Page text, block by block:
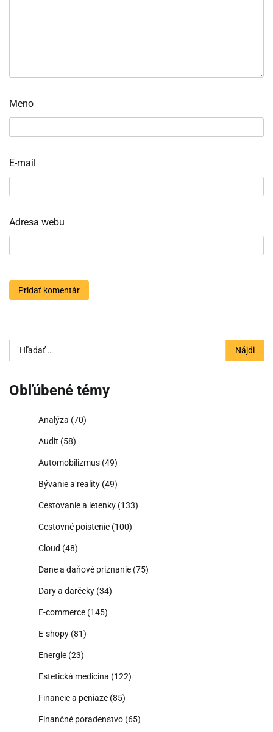
Meno
E-mail
Adresa webu
Hľadať:
Obľúbené témy
Analýza (70)
Audit (58)
Automobilizmus (49)
Bývanie a reality (49)
Cestovanie a letenky (133)
Cestovné poistenie (100)
Cloud (48)
Dane a daňové priznanie (75)
Dary a darčeky (34)
E-commerce (145)
E-shopy (81)
Energie (23)
Estetická medicína (122)
Financie a peniaze (85)
Finančné poradenstvo (65)